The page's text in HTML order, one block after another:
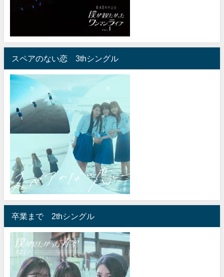
スペアのない恋 3thシングル
卒業まで 2thシングル